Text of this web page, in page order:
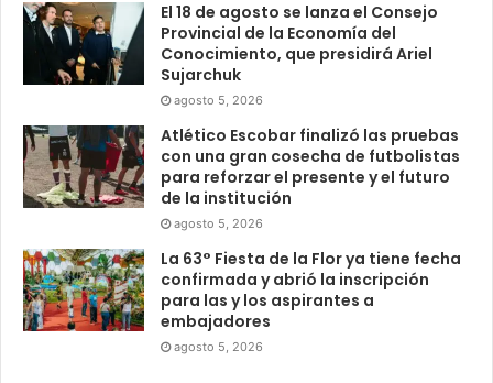
El 18 de agosto se lanza el Consejo
Provincial de la Economía del
Conocimiento, que presidirá Ariel
Sujarchuk
agosto 5, 2026
Atlético Escobar finalizó las pruebas
con una gran cosecha de futbolistas
para reforzar el presente y el futuro
de la institución
agosto 5, 2026
La 63° Fiesta de la Flor ya tiene fecha
confirmada y abrió la inscripción
para las y los aspirantes a
embajadores
agosto 5, 2026